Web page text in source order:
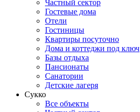
Частный сектор
Гостевые дома
Отели
Гостиницы
Квартиры посуточно
Дома и коттеджи под ключ
Базы отдыха
Пансионаты
Санатории
Детские лагеря
Сукко
Все объекты